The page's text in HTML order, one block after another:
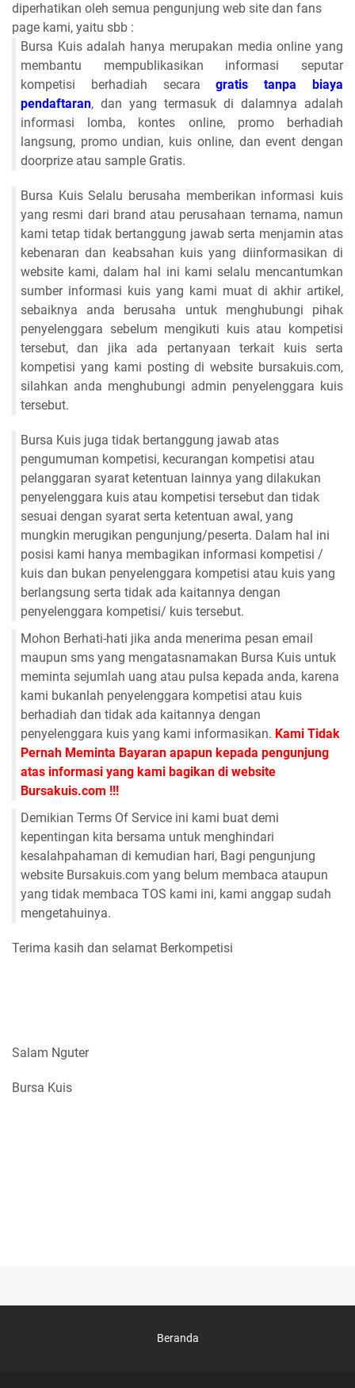
diperhatikan oleh semua pengunjung web site dan fans
page kami, yaitu sbb :
Bursa Kuis adalah hanya merupakan media online yang
membantu mempublikasikan informasi seputar
kompetisi berhadiah secaragratis tanpa biaya
pendaftaran, dan yang termasuk di dalamnya adalah
informasi lomba, kontes online, promo berhadiah
langsung, promo undian, kuis online, dan event dengan
doorprize atau sample Gratis.
Bursa Kuis Selalu berusaha memberikan informasi kuis
yang resmi dari brand atau perusahaan ternama, namun
kami tetap tidak bertanggung jawab serta menjamin atas
kebenaran dan keabsahan kuis yang diinformasikan di
website kami, dalam hal ini kami selalu mencantumkan
sumber informasi kuis yang kami muat di akhir artikel,
sebaiknya anda berusaha untuk menghubungi pihak
penyelenggara sebelum mengikuti kuis atau kompetisi
tersebut, dan jika ada pertanyaan terkait kuis serta
kompetisi yang kami posting di website bursakuis.com,
silahkan anda menghubungi admin penyelenggara kuis
tersebut.
Bursa Kuis juga tidak bertanggung jawab atas
pengumuman kompetisi, kecurangan kompetisi atau
pelanggaran syarat ketentuan lainnya yang dilakukan
penyelenggara kuis atau kompetisi tersebut dan tidak
sesuai dengan syarat serta ketentuan awal, yang
mungkin merugikan pengunjung/peserta. Dalam hal ini
posisi kami hanya membagikan informasi kompetisi /
kuis dan bukan penyelenggara kompetisi atau kuis yang
berlangsung serta tidak ada kaitannya dengan
penyelenggara kompetisi/ kuis tersebut.
Mohon Berhati-hati jika anda menerima pesan email
maupun sms yang mengatasnamakan Bursa Kuis untuk
meminta sejumlah uang atau pulsa kepada anda, karena
kami bukanlah penyelenggara kompetisi atau kuis
berhadiah dan tidak ada kaitannya dengan
penyelenggara kuis yang kami informasikan. Kami Tidak
Pernah Meminta Bayaran apapun kepada pengunjung
atas informasi yang kami bagikan di website
Bursakuis.com !!!
Demikian Terms Of Service ini kami buat demi
kepentingan kita bersama untuk menghindari
kesalahpahaman di kemudian hari, Bagi pengunjung
website Bursakuis.com yang belum membaca ataupun
yang tidak membaca TOS kami ini, kami anggap sudah
mengetahuinya.
Terima kasih dan selamat Berkompetisi
Salam Nguter
Bursa Kuis
Beranda